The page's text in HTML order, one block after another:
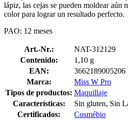
lápiz, las cejas se pueden moldear aún
color para lograr un resultado perfecto.
PAO: 12 meses
Art.-Nr.:
NAT-312129
Contenido:
1,10 g
EAN:
3662189005206
Marca:
Miss W Pro
Tipos de productos: Maquillaje
Características:
Sin gluten, Sin
Certificados:
Cosmébio